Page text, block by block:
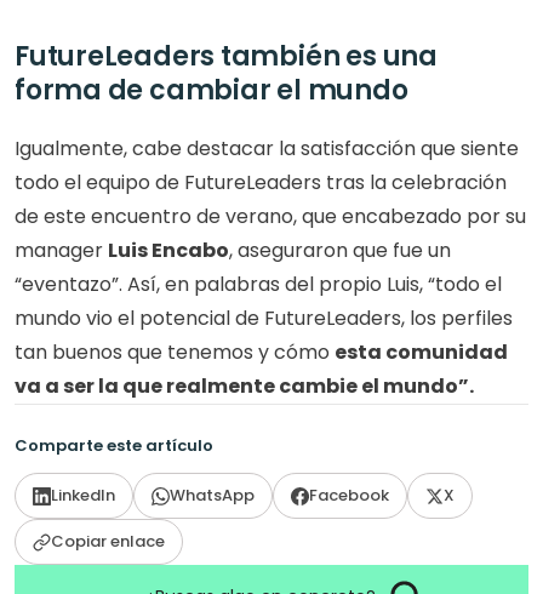
FutureLeaders también es una
forma de cambiar el mundo
Igualmente, cabe destacar la satisfacción que siente
todo el equipo de FutureLeaders tras la celebración
de este encuentro de verano, que encabezado por su
manager Luis Encabo, aseguraron que fue un
“eventazo”. Así, en palabras del propio Luis, “todo el
mundo vio el potencial de FutureLeaders, los perfiles
tan buenos que tenemos y cómo esta comunidad
va a ser la que realmente cambie el mundo”.
Comparte este artículo
LinkedIn WhatsApp Facebook
X
Copiar enlace